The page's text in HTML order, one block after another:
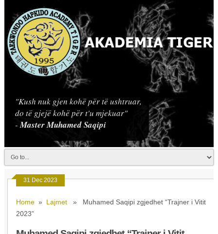
"Kush nuk gjen kohë për të ushtruar,
do të gjejë kohë për t'u mjekuar"
-Master Muhamed Saqipi
31 Dec 2023
Home » Lajmet » Muhamed Saqipi zgjedhet “Trajner i Vitit
2023”